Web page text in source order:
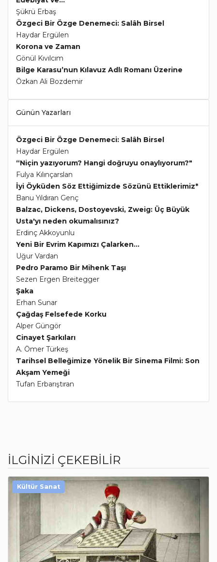
Şükrü Erbaş
Özgeci Bir Özge Denemeci: Salâh Birsel
Haydar Ergülen
Korona ve Zaman
Gönül Kıvılcım
Bilge Karasu’nun Kılavuz Adlı Romanı Üzerine
Özkan Ali Bozdemir
Günün Yazarları
Özgeci Bir Özge Denemeci: Salâh Birsel
Haydar Ergülen
“Niçin yazıyorum? Hangi doğruyu onaylıyorum?"
Fulya Kılınçarslan
İyi Öyküden Söz Ettiğimizde Sözünü Ettiklerimiz*
Banu Yıldıran Genç
Balzac, Dickens, Dostoyevski, Zweig: Üç Büyük
Usta'yı neden okumalısınız?
Erdinç Akkoyunlu
Yeni Bir Evrim Kapımızı Çalarken...
Uğur Vardan
Pedro Paramo Bir Mihenk Taşı
Sezen Ergen Breitegger
Şaka
Erhan Sunar
Çağdaş Felsefede Korku
Alper Güngör
Cinayet Şarkıları
A. Ömer Türkeş
Tarihsel Belleğimize Yönelik Bir Sinema Filmi: Son
Akşam Yemeği
Tufan Erbarıştıran
İLGİNİZİ ÇEKEBİLİR
Kültür Sanat